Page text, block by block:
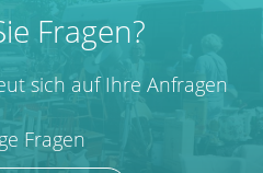
Fragen?
sich auf Ihre Anfragen
Fragen